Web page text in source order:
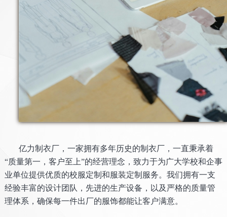
亿力制衣厂，一家拥有多年历史的制衣厂，一直秉承着
“质量第一，客户至上”的经营理念，致力于为广大学校和企事
业单位提供优质的校服定制和服装定制服务。我们拥有一支
经验丰富的设计团队，先进的生产设备，以及严格的质量管
理体系，确保每一件出厂的服饰都能让客户满意。